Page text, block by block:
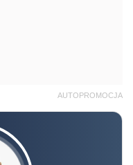
AUTOPROMOCJA